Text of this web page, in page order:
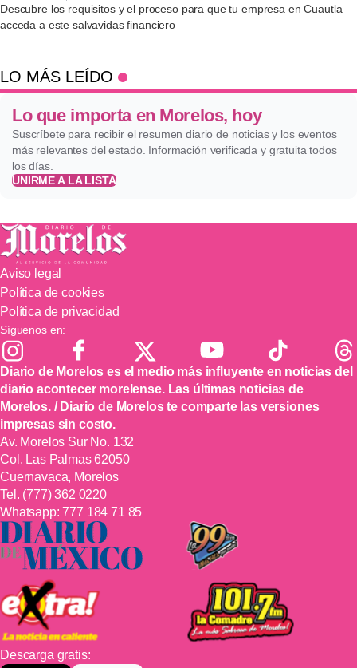
Descubre los requisitos y el proceso para que tu empresa en Cuautla
acceda a este salvavidas financiero
LO MÁS LEÍDO
Lo que importa en Morelos, hoy
Suscríbete para recibir el resumen diario de noticias y los eventos
más relevantes del estado. Información verificada y gratuita todos
los días.
UNIRME A LA LISTA
Aviso legal
Política de cookies
Política de privacidad
Síguenos en:
Diario de Morelos es el medio más influyente en noticias del
diario acontecer morelense. Las últimas noticias de
Morelos. / Diario de Morelos te comparte las versiones
impresas sin costo.
Av. Morelos Sur No. 132
Col. Las Palmas 62050
Cuernavaca, Morelos
Tel. (777) 362 0220
Whatsapp:777 184 71 85
Descarga gratis: